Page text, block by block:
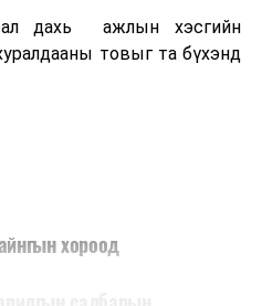
дахь ажлын хэсгийн
товыг та бүхэнд
хороод